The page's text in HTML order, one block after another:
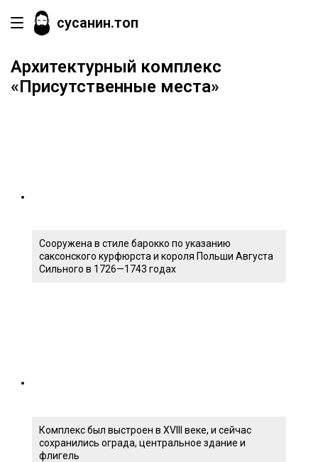
сусанин.топ
Архитектурный комплекс
«Присутственные места»
Сооружена в стиле барокко по указанию
саксонского курфюрста и короля Польши Августа
Сильного в 1726—1743 годах
Комплекс был выстроен в XVIII веке, и сейчас
сохранились ограда, центральное здание и
флигель